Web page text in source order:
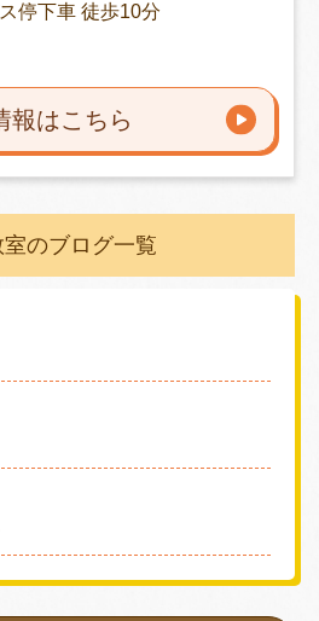
停下車 徒歩10分
報はこちら
のブログ一覧